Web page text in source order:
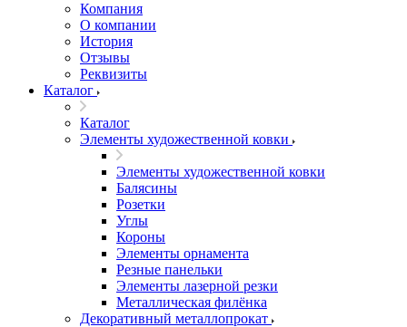
Компания
О компании
История
Отзывы
Реквизиты
Каталог
Каталог
Элементы художественной ковки
Элементы художественной ковки
Балясины
Розетки
Углы
Короны
Элементы орнамента
Резные панельки
Элементы лазерной резки
Металлическая филёнка
Декоративный металлопрокат